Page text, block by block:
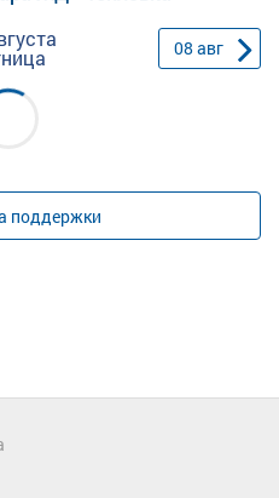
08 авг
поддержки